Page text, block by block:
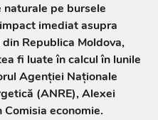
pe bursele
imediat asupra
Republica Moldova,
fi luate în calcul în lunile
Agenției Naționale
(ANRE), Alexei
economie.